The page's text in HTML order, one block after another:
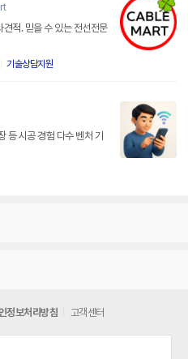
적. 믿을 수 있는 전선전문
기술상담지원
등 시공 경험 다수 벤처 기
정보처리방침 고객센터